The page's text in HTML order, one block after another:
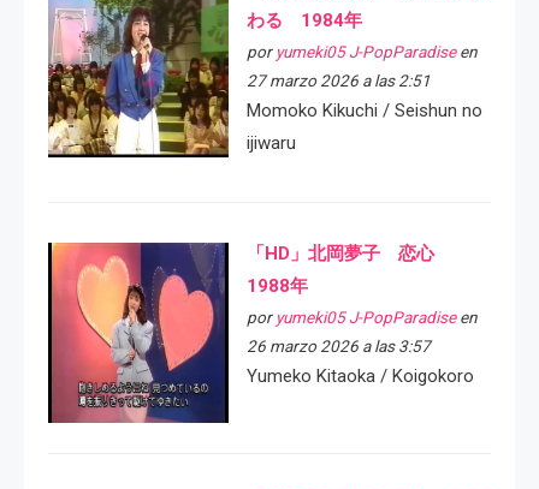
わる 1984年
por yumeki05 J-PopParadiseen
27 marzo 2026 a las 2:51
Momoko Kikuchi / Seishun no
ijiwaru
「HD」北岡夢子 恋心
1988年
por yumeki05 J-PopParadiseen
26 marzo 2026 a las 3:57
Yumeko Kitaoka / Koigokoro